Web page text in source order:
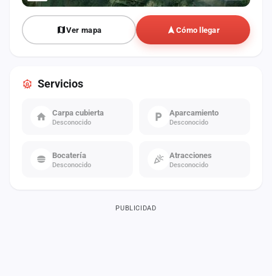
Ver mapa Cómo llegar
Servicios
Carpa cubierta
Desconocido
Aparcamiento
Desconocido
Bocatería
Desconocido
Atracciones
Desconocido
PUBLICIDAD